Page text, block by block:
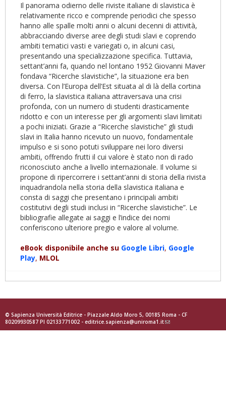
Il panorama odierno delle riviste italiane di slavistica è
relativamente ricco e comprende periodici che spesso
hanno alle spalle molti anni o alcuni decenni di attività,
abbracciando diverse aree degli studi slavi e coprendo
ambiti tematici vasti e variegati o, in alcuni casi,
presentando una specializzazione specifica. Tuttavia,
settant’anni fa, quando nel lontano 1952 Giovanni Maver
fondava “Ricerche sla­vistiche”, la situazione era ben
diversa. Con l’Europa dell’Est situata al di là della cortina
di ferro, la slavistica italiana attraversava una crisi
profonda, con un numero di studenti drasticamente
ridotto e con un interesse per gli argomenti slavi limitati
a pochi iniziati. Grazie a “Ricerche sla­vistiche” gli studi
slavi in Italia hanno ricevuto un nuovo, fondamentale
impulso e si sono potuti sviluppare nei loro diversi
ambiti, offrendo frutti il cui valore è stato non di rado
riconosciuto anche a livello internazionale. Il volume si
propone di ripercorrere i settant’anni di storia della rivista
inquadrandola nella storia della slavistica italiana e
consta di saggi che presentano i principali ambiti
costitutivi degli studi inclusi in “Ricerche sla­vistiche”. Le
bibliografie allegate ai saggi e l’indice dei nomi
conferiscono ulteriore pregio e valore al volume.
eBook disponibile anche su Google Libri, Google
Play, MLOL
© Sapienza Università Editrice - Piazzale Aldo Moro 5, 00185 Roma - CF
80209930587 PI 02133771002 - editrice.sapienza@uniroma1.it(link
sends